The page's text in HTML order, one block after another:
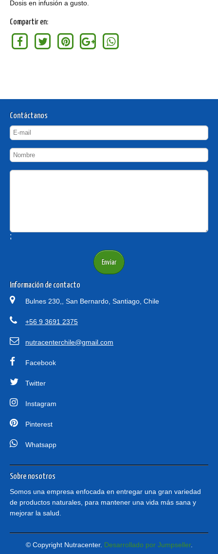
Dosis en infusión a gusto.
Compartir en:
Contáctanos
;
Información de contacto
Bulnes 230,, San Bernardo, Santiago, Chile
+56 9 3691 2375
nutracenterchile@gmail.com
Facebook
Twitter
Instagram
Pinterest
Whatsapp
Sobre nosotros
Somos una empresa enfocada en entregar una gran variedad
de productos naturales, para mantener una vida más sana y
mejorar la salud.
© Copyright Nutracenter. Desarrollado por Jumpseller.